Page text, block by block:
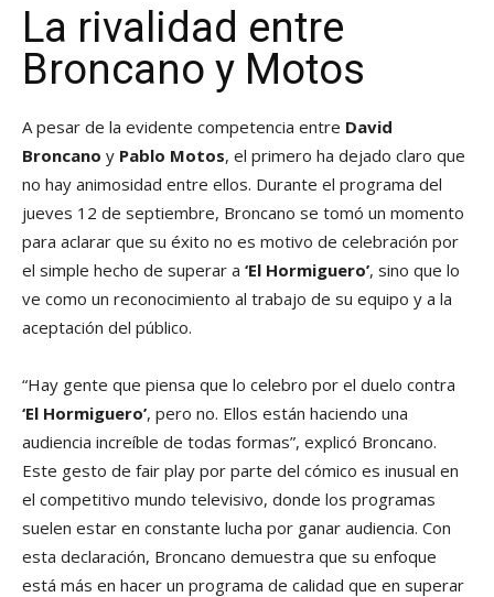
La rivalidad entre
Broncano y Motos
A pesar de la evidente competencia entre David
Broncano y Pablo Motos, el primero ha dejado claro que
no hay animosidad entre ellos. Durante el programa del
jueves 12 de septiembre, Broncano se tomó un momento
para aclarar que su éxito no es motivo de celebración por
el simple hecho de superar a ‘El Hormiguero’, sino que lo
ve como un reconocimiento al trabajo de su equipo y a la
aceptación del público.
“Hay gente que piensa que lo celebro por el duelo contra
‘El Hormiguero’, pero no. Ellos están haciendo una
audiencia increíble de todas formas”, explicó Broncano.
Este gesto de fair play por parte del cómico es inusual en
el competitivo mundo televisivo, donde los programas
suelen estar en constante lucha por ganar audiencia. Con
esta declaración, Broncano demuestra que su enfoque
está más en hacer un programa de calidad que en superar